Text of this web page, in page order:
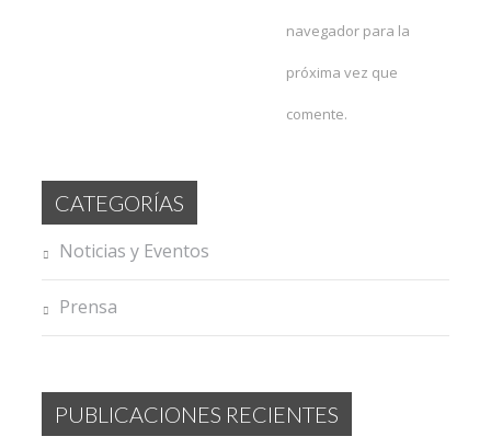
navegador para la
próxima vez que
comente.
CATEGORÍAS
Noticias y Eventos
Prensa
PUBLICACIONES RECIENTES